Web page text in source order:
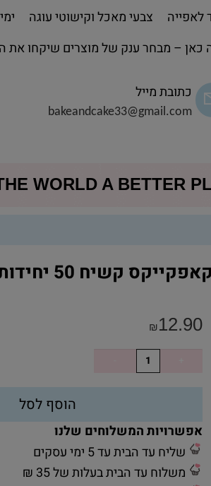
כאן – מבחר ענק של מוצרים שיקחו
כתובת מייל
bakeandcake33@gmail.com
לאפייה צבעי מאכל וקישוטי עוגה
WORLD A BETTER
קאפקייקס קשיח 50 יחידות תכלת
₪12.90
הוסף לסל
אפשרויות המשלוחים שלנו
שליח עד הבית עד 5 ימי עסקים
משלוח עד הבית בעלות של 35 ₪